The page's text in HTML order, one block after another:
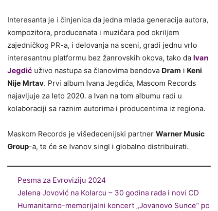
Interesanta je i činjenica da jedna mlada generacija autora,
kompozitora, producenata i muzičara pod okriljem
zajedničkog PR-a, i delovanja na sceni, gradi jednu vrlo
interesantnu platformu bez žanrovskih okova, tako da Ivan
Jegdić uživo nastupa sa članovima bendova Dram i Keni
Nije Mrtav. Prvi album Ivana Jegdića, Mascom Records
najavljuje za leto 2020. a Ivan na tom albumu radi u
kolaboraciji sa raznim autorima i producentima iz regiona.
Maskom Records je višedecenijski partner Warner Music
Group-a, te će se Ivanov singl i globalno distribuirati.
Pesma za Evroviziju 2024
Jelena Jovović na Kolarcu – 30 godina rada i novi CD
Humanitarno-memorijalni koncert „Jovanovo Sunce“ po